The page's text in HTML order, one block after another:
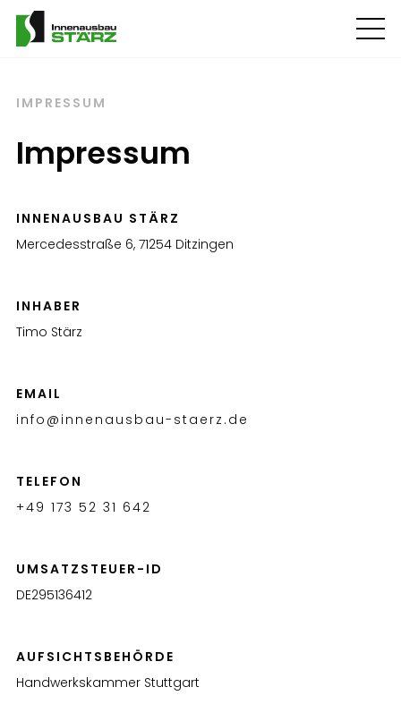
IMPRESSUM
Impressum
INNENAUSBAU STÄRZ
Mercedesstraße 6, 71254 Ditzingen
INHABER
Timo Stärz
EMAIL
info@innenausbau-staerz.de
TELEFON
+49 173 52 31 642
UMSATZSTEUER-ID
DE295136412
AUFSICHTSBEHÖRDE
Handwerkskammer Stuttgart